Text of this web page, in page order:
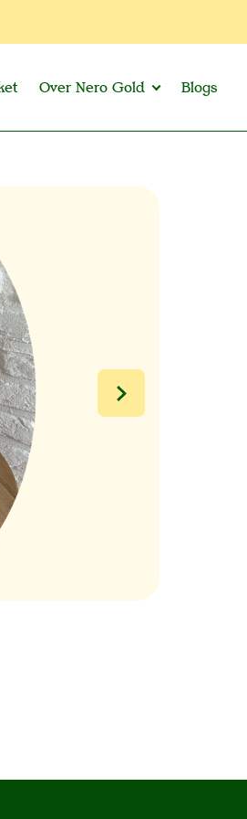
Over Nero Gold Blogs